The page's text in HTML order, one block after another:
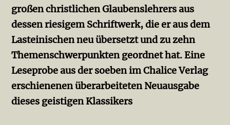
großen christlichen Glaubenslehrers aus
dessen riesigem Schriftwerk, die er aus dem
Lasteinischen neu übersetzt und zu zehn
Themenschwerpunkten geordnet hat. Eine
Leseprobe aus der soeben im Chalice Verlag
erschienenen überarbeiteten Neuausgabe
dieses geistigen Klassikers